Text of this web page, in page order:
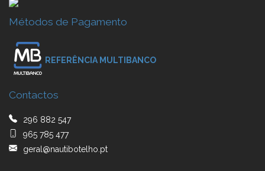
Métodos de Pagamento
REFERÊNCIA MULTIBANCO
Contactos
296 882 547
965 785 477
geral@nautibotelho.pt